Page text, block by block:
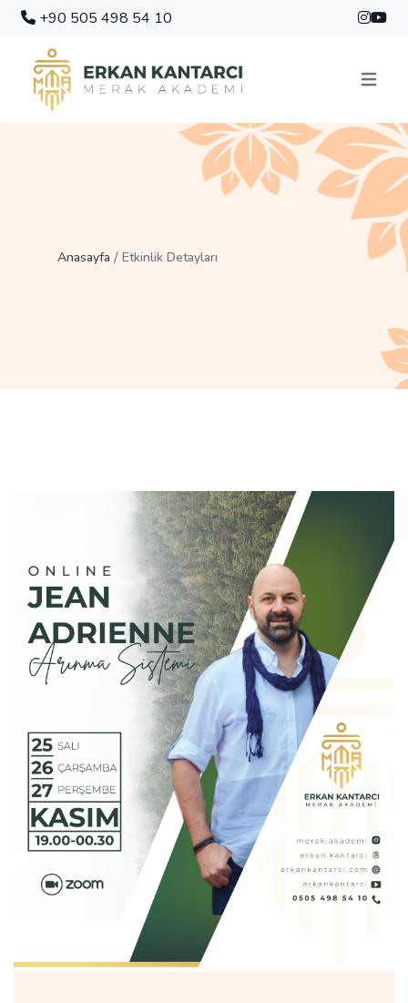
+90 505 498 54 10
Menüyü
Anasayfa / Etkinlik Detayları